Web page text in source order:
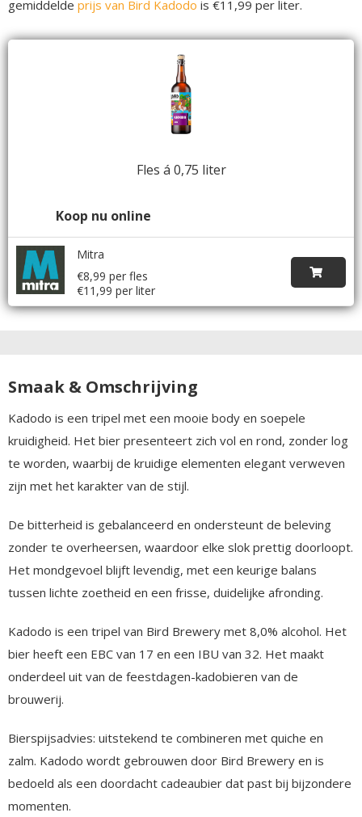
gemiddelde prijs van Bird Kadodo is €11,99 per liter.
Fles á 0,75 liter
Koop nu online
Mitra
€8,99 per fles
€11,99 per liter
Smaak & Omschrijving
Kadodo is een tripel met een mooie body en soepele
kruidigheid. Het bier presenteert zich vol en rond, zonder log
te worden, waarbij de kruidige elementen elegant verweven
zijn met het karakter van de stijl.
De bitterheid is gebalanceerd en ondersteunt de beleving
zonder te overheersen, waardoor elke slok prettig doorloopt.
Het mondgevoel blijft levendig, met een keurige balans
tussen lichte zoetheid en een frisse, duidelijke afronding.
Kadodo is een tripel van Bird Brewery met 8,0% alcohol. Het
bier heeft een EBC van 17 en een IBU van 32. Het maakt
onderdeel uit van de feestdagen-kadobieren van de
brouwerij.
Bierspijsadvies: uitstekend te combineren met quiche en
zalm. Kadodo wordt gebrouwen door Bird Brewery en is
bedoeld als een doordacht cadeaubier dat past bij bijzondere
momenten.